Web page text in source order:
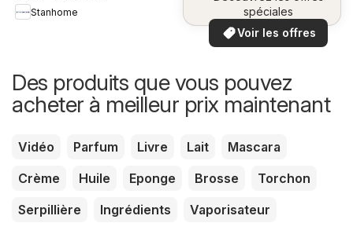
Stanhome
spéciales
Voir les offres
Des produits que vous pouvez
acheter à meilleur prix maintenant
Vidéo Parfum Livre Lait
Mascara
Crème
Huile Eponge Brosse
Torchon
Serpillière
Ingrédients Vaporisateur